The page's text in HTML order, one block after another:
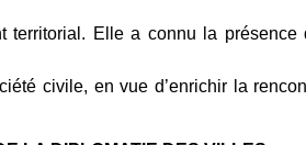
territorial. Elle a connu la présence
civile, en vue d’enrichir la